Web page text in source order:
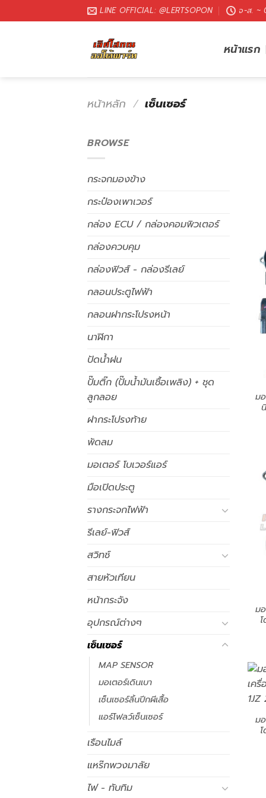
LINE OFFICIAL: @LERTSOPON จ-ส. ~
หน้าแรก
หน้าหลัก / เซ็นเซอร์
BROWSE
กระจกมองข้าง
กระป๋องเพาเวอร์
กล่อง ECU / กล่องคอมพิวเตอร์
กล่องควบคุม
กล่องฟิวส์ - กล่องรีเลย์
กลอนประตูไฟฟ้า
กลอนฝากระโปรงหน้า
นาฬิกา
ปัดน้ำฝน
ปั๊มติ๊ก (ปั๊มน้ำมันเชื้อเพลิง) + ชุด
ลูกลอย
ฝากระโปรงท้าย
พัดลม
มอเตอร์ โบเวอร์แอร์
มือเปิดประตู
รางกระจกไฟฟ้า
รีเลย์-ฟิวส์
สวิทช์
สายหัวเทียน
หน้ากระจัง
อุปกรณ์ต่างๆ
เซ็นเซอร์
MAP SENSOR
มอเตอร์เดินเบา
เซ็นเซอร์ลิ้นปีกผีเสื้อ
แอร์โฟลว์เซ็นเซอร์
เรือนไมล์
แหร๊กพวงมาลัย
ไฟ - ทับทิม
ม
ม
ม